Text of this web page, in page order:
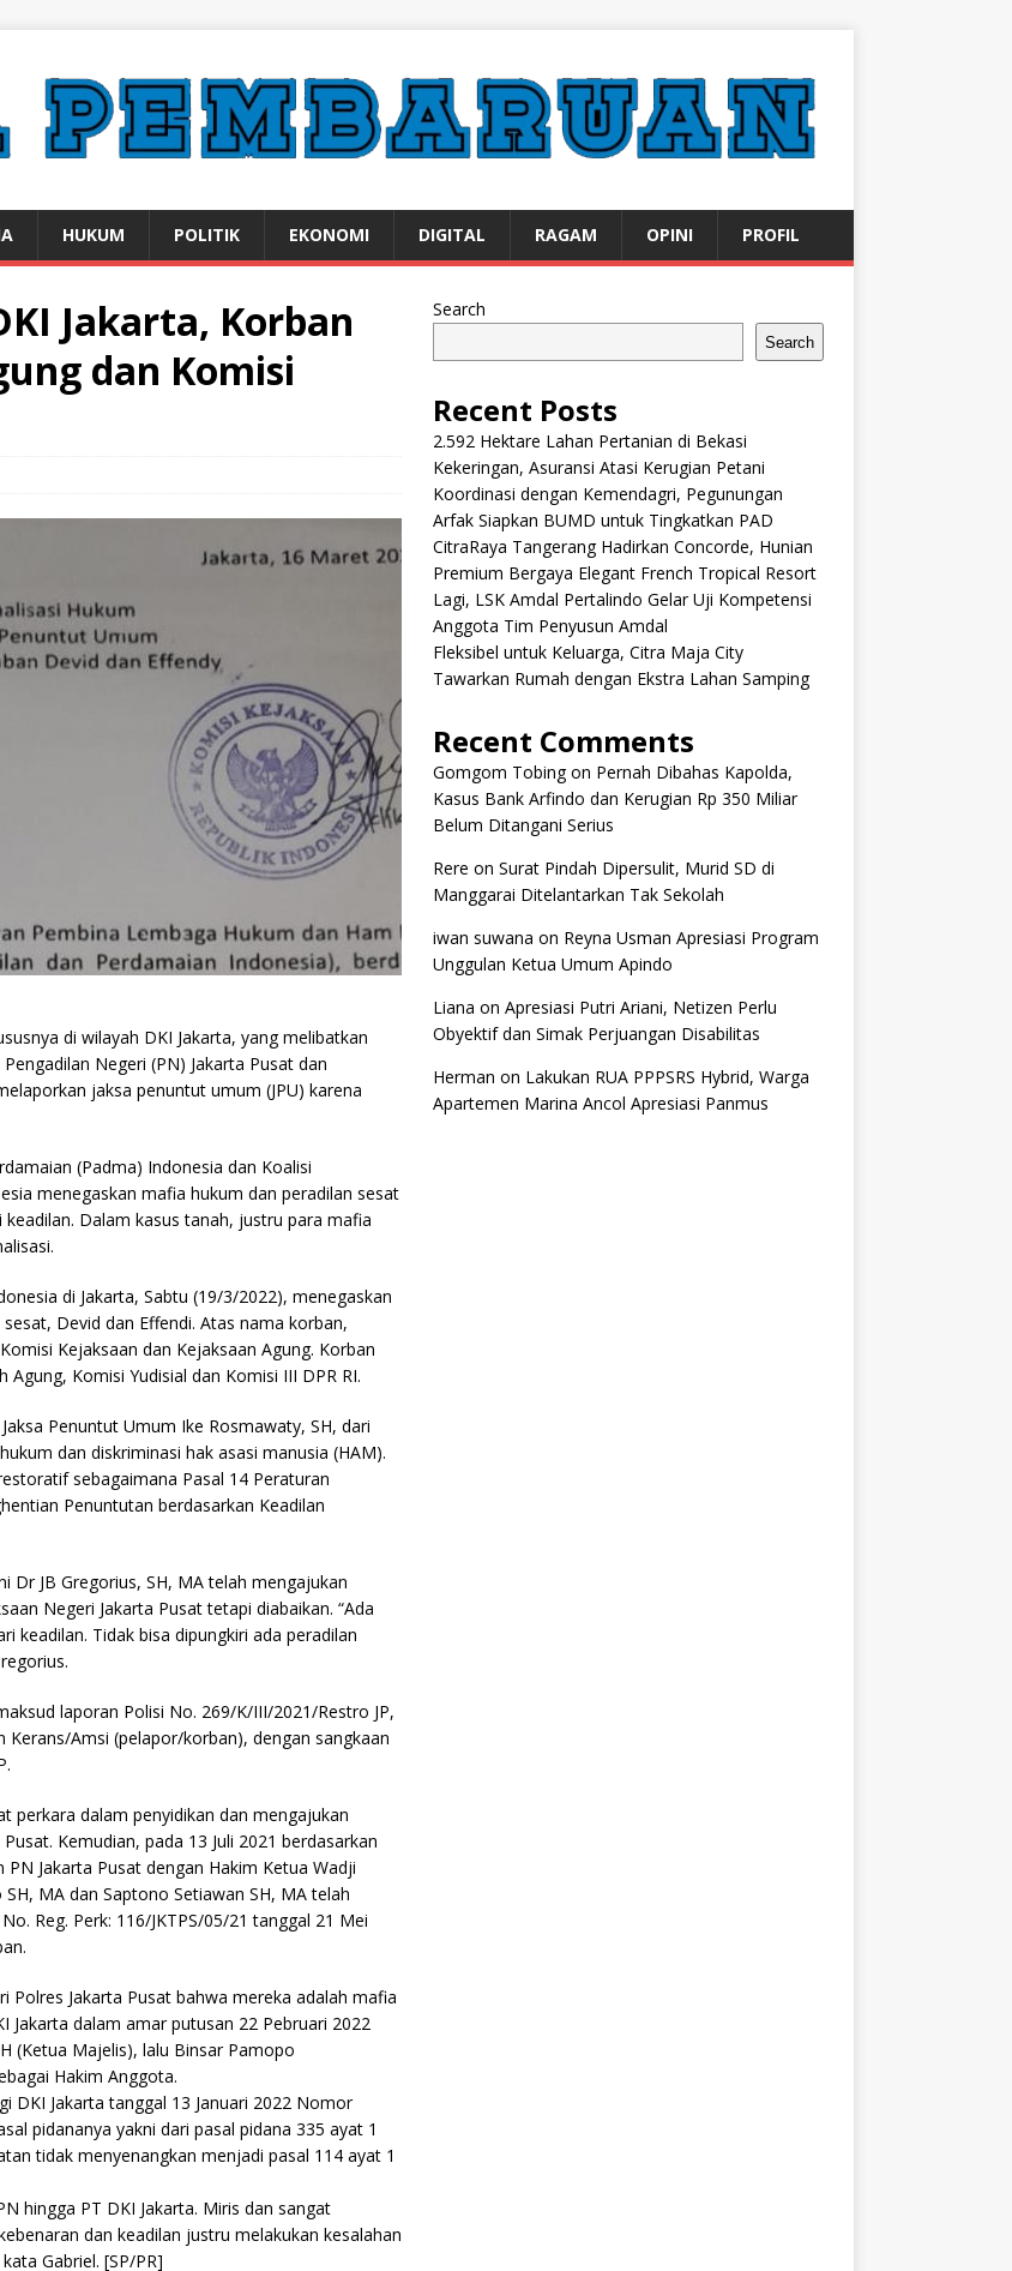
HUKUM POLITIK EKONOMI DIGITAL RAGAM OPINI PROFIL
Jakarta, Korban
dan Komisi
di wilayah DKI Jakarta, yang melibatkan
Negeri (PN) Jakarta Pusat dan
jaksa penuntut umum (JPU) karena
(Padma) Indonesia dan Koalisi
menegaskan mafia hukum dan peradilan sesat
Dalam kasus tanah, justru para mafia
di Jakarta, Sabtu (19/3/2022), menegaskan
Devid dan Effendi. Atas nama korban,
Kejaksaan dan Kejaksaan Agung. Korban
Komisi Yudisial dan Komisi III DPR RI.
Penuntut Umum Ike Rosmawaty, SH, dari
dan diskriminasi hak asasi manusia (HAM).
sebagaimana Pasal 14 Peraturan
Penuntutan berdasarkan Keadilan
Dr JB Gregorius, SH, MA telah mengajukan
Negeri Jakarta Pusat tetapi diabaikan. “Ada
keadilan. Tidak bisa dipungkiri ada peradilan
laporan Polisi No. 269/K/III/2021/Restro JP,
Amsi (pelapor/korban), dengan sangkaan
perkara dalam penyidikan dan mengajukan
Kemudian, pada 13 Juli 2021 berdasarkan
Jakarta Pusat dengan Hakim Ketua Wadji
MA dan Saptono Setiawan SH, MA telah
Reg. Perk: 116/JKTPS/05/21 tanggal 21 Mei
Polres Jakarta Pusat bahwa mereka adalah mafia
Jakarta dalam amar putusan 22 Pebruari 2022
(Ketua Majelis), lalu Binsar Pamopo
Hakim Anggota.
DKI Jakarta tanggal 13 Januari 2022 Nomor
pidananya yakni dari pasal pidana 335 ayat 1
tidak menyenangkan menjadi pasal 114 ayat 1
hingga PT DKI Jakarta. Miris dan sangat
dan keadilan justru melakukan kesalahan
Gabriel. [SP/PR]
Search
Search
Recent Posts
2.592 Hektare Lahan Pertanian di Bekasi
Kekeringan, Asuransi Atasi Kerugian Petani
Koordinasi dengan Kemendagri, Pegunungan
Arfak Siapkan BUMD untuk Tingkatkan PAD
CitraRaya Tangerang Hadirkan Concorde, Hunian
Premium Bergaya Elegant French Tropical Resort
Lagi, LSK Amdal Pertalindo Gelar Uji Kompetensi
Anggota Tim Penyusun Amdal
Fleksibel untuk Keluarga, Citra Maja City
Tawarkan Rumah dengan Ekstra Lahan Samping
Recent Comments
Gomgom Tobingon Pernah Dibahas Kapolda,
Kasus Bank Arfindo dan Kerugian Rp 350 Miliar
Belum Ditangani Serius
Rere on Surat Pindah Dipersulit, Murid SD di
Manggarai Ditelantarkan Tak Sekolah
iwan suwana on Reyna Usman Apresiasi Program
Unggulan Ketua Umum Apindo
Liana on Apresiasi Putri Ariani, Netizen Perlu
Obyektif dan Simak Perjuangan Disabilitas
Herman on Lakukan RUA PPPSRS Hybrid, Warga
Apartemen Marina Ancol Apresiasi Panmus